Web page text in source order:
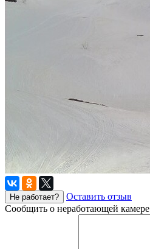
Не работает?
Оставить отзыв
Сообщить о неработающей камере